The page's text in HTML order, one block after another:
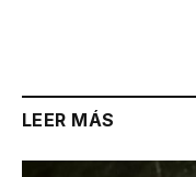
LEER MÁS